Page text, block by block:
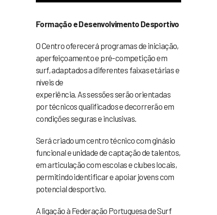
Formação e Desenvolvimento Desportivo
O Centro oferecerá programas de iniciação,
aperfeiçoamento e pré-competição em
surf, adaptados a diferentes faixas etárias e
níveis de
experiência. As sessões serão orientadas
por técnicos qualificados e decorrerão em
condições seguras e inclusivas.
Será criado um centro técnico com ginásio
funcional e unidade de captação de talentos,
em articulação com escolas e clubes locais,
permitindo identificar e apoiar jovens com
potencial desportivo.
A ligação à Federação Portuguesa de Surf